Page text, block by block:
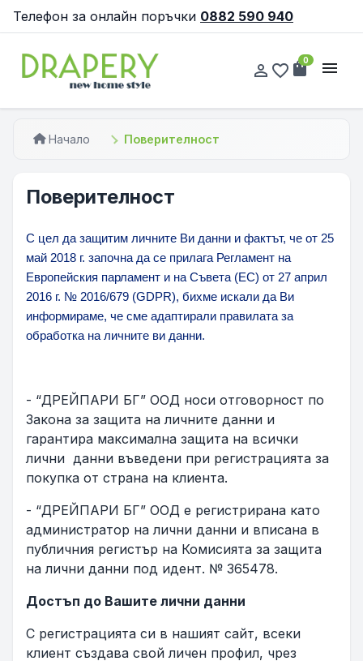
Телефон за онлайн поръчки 0882 590 940
person_outline favorite_border shopping_bag
0 menu
Начало Поверителност
Поверителност
С цел да защитим личните Ви данни и фактът, че от 25
май 2018 г. започна да се прилага Регламент на
Европейския парламент и на Съвета (ЕС) от 27 април
2016 г. № 2016/679 (GDPR), бихме искали да Ви
информираме, че сме адаптирали правилата за
обработка на личните ви данни.
- “ДРЕЙПАРИ БГ” ООД носи отговорност по
Законa за защита на личните данни и
гарантира максимална защита на всички
лични данни въведени при регистрацията за
покупка от страна на клиента.
- “ДРЕЙПАРИ БГ” ООД е регистрирана като
администратор на лични данни и вписана в
публичния регистър на Комисията за защита
на лични данни под идент. № 365478.
Достъп до Вашите лични данни
С регистрацията си в нашият сайт, всеки
клиент създава свой личен профил, чрез